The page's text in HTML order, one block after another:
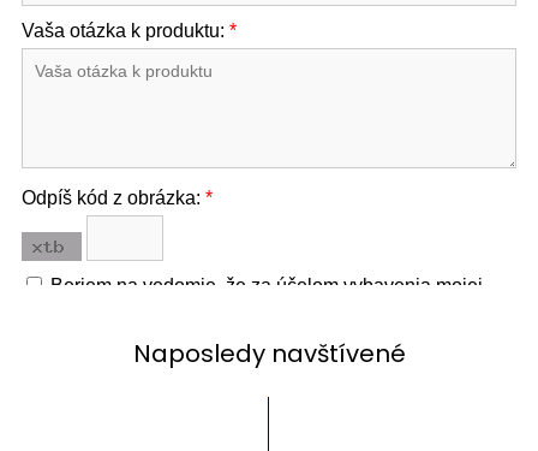
Naposledy navštívené